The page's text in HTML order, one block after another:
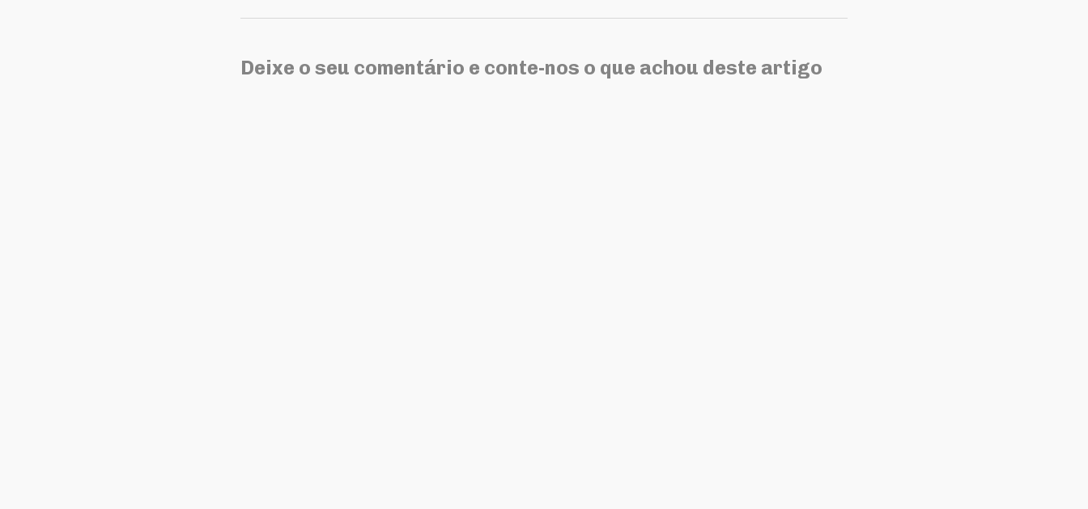
Deixe o seu comentário e conte-nos o que achou deste artigo